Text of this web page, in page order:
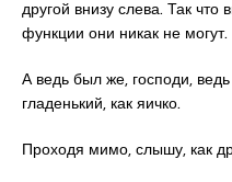
другой внизу слева. Так
функции они никак не
А ведь был же, господи,
гладенький, как яичко.
Проходя мимо, слышу, как